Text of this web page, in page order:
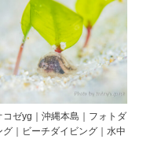
コゼyg｜沖縄本島｜フォトダ
グ｜ビーチダイビング｜水中